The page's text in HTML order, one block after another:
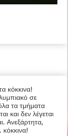
κόκκινα!
σε
τα τμήματα
και δεν λέγεται
Ανεξάρτητα,
κόκκινα!